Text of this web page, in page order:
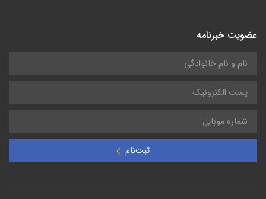
عضویت خبرنامه
ثبت‌نام